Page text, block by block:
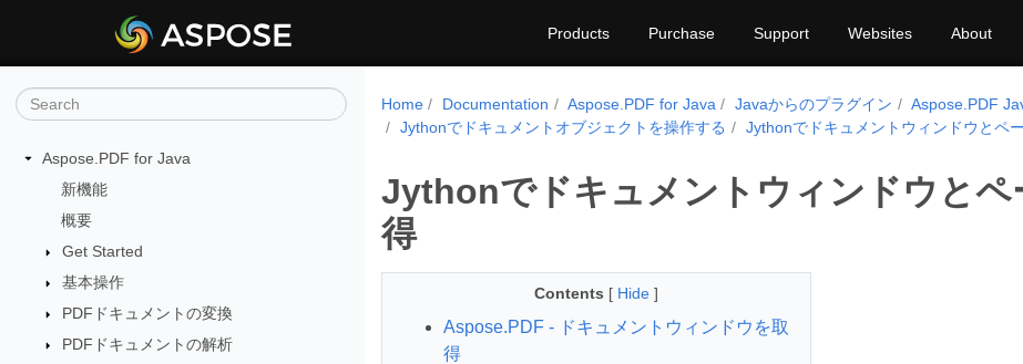
Products Purchase Support Websites About
Aspose.PDF for Java
新機能
概要
Get Started
基本操作
PDFドキュメントの変換
PDFドキュメントの解析
Home Documentation Aspose.PDF for Java Javaからのプラグイン Aspose.PDF
Jythonでドキュメントオブジェクトを操作する
Jythonでドキュメントウィンドウとペ
Jythonでドキュメントウィンドウとペ
得
Contents [ Hide ]
Aspose.PDF - ドキュメントウィンドウを取
得